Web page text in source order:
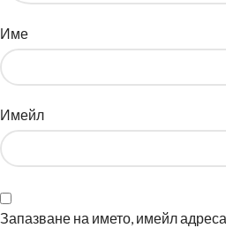
Име
Имейл
Запазване на името, имейл